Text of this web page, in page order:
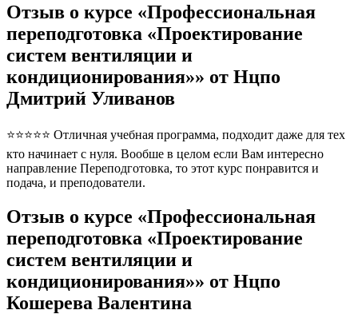
Отзыв о курсе «Профессиональная
переподготовка «Проектирование
систем вентиляции и
кондиционирования»» от Нцпо
Дмитрий Уливанов
⭐⭐⭐⭐⭐ Отличная учебная программа, подходит даже для тех
кто начинает с нуля. Вообше в целом если Вам интересно
направление Переподготовка, то этот курс понравится и
подача, и преподователи.
Отзыв о курсе «Профессиональная
переподготовка «Проектирование
систем вентиляции и
кондиционирования»» от Нцпо
Кошерева Валентина